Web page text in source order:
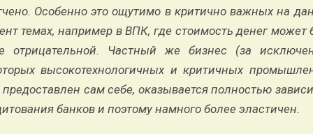
Особенно это ощутимо в критично важных на
темах, например в ВПК, где стоимость денег может
отрицательной. Частный же бизнес (за
высокотехнологичных и критичных
сам себе, оказывается полностью
банков и поэтому намного более эластичен.